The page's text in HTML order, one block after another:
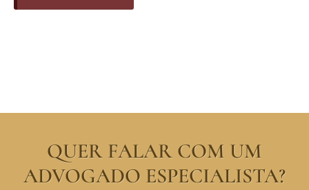
QUER FALAR COM UM
ADVOGADO ESPECIALISTA?